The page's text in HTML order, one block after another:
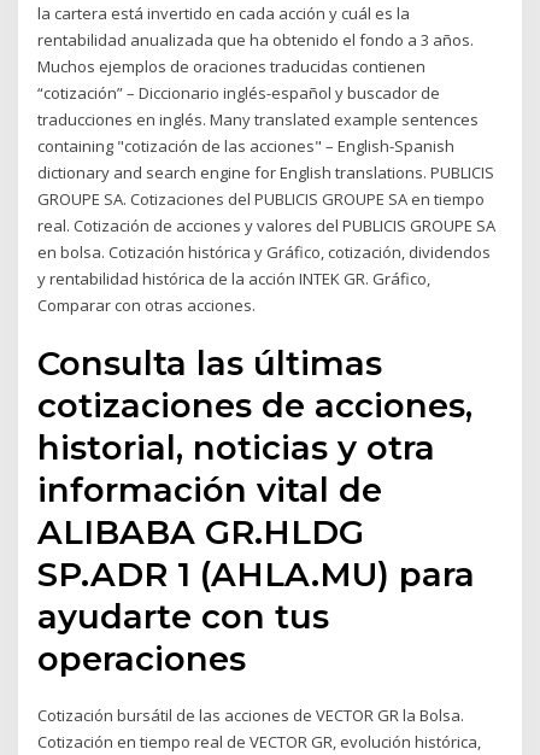
la cartera está invertido en cada acción y cuál es la
rentabilidad anualizada que ha obtenido el fondo a 3 años.
Muchos ejemplos de oraciones traducidas contienen
“cotización” – Diccionario inglés-español y buscador de
traducciones en inglés. Many translated example sentences
containing "cotización de las acciones" – English-Spanish
dictionary and search engine for English translations. PUBLICIS
GROUPE SA. Cotizaciones del PUBLICIS GROUPE SA en tiempo
real. Cotización de acciones y valores del PUBLICIS GROUPE SA
en bolsa. Cotización histórica y Gráfico, cotización, dividendos
y rentabilidad histórica de la acción INTEK GR. Gráfico,
Comparar con otras acciones.
Consulta las últimas
cotizaciones de acciones,
historial, noticias y otra
información vital de
ALIBABA GR.HLDG
SP.ADR 1 (AHLA.MU) para
ayudarte con tus
operaciones
Cotización bursátil de las acciones de VECTOR GR la Bolsa.
Cotización en tiempo real de VECTOR GR, evolución histórica,